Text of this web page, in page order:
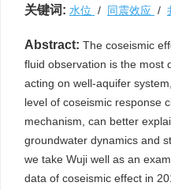
关键词: 水位 / 同震效应 /
Abstract: The coseismic
fluid observation is the most
acting on well-aquifer
level of coseismic response
mechanism, can better
groundwater dynamics and
we take Wuji well as an
data of coseismic effect in